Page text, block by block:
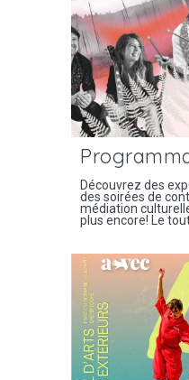
Découvrez des
des soirées de
médiation
plus encore! Le